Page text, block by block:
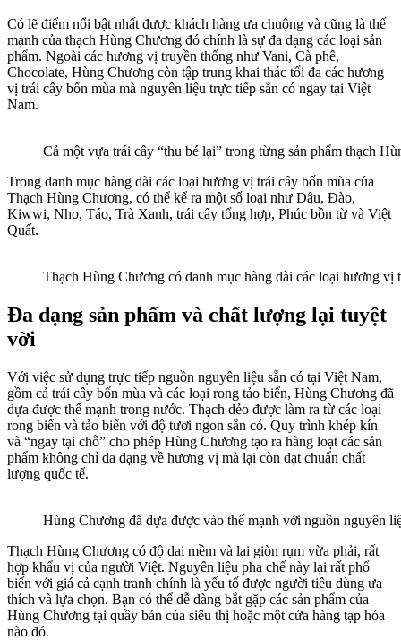
Có lẽ điểm nổi bật nhất được khách hàng ưa chuộng và cũng là thế
mạnh của thạch Hùng Chương đó chính là sự đa dạng các loại sản
phẩm. Ngoài các hương vị truyền thống như Vani, Cà phê,
Chocolate, Hùng Chương còn tập trung khai thác tối đa các hương
vị trái cây bốn mùa mà nguyên liệu trực tiếp sẵn có ngay tại Việt
Nam.
Cả một vựa trái cây “thu bé lại” trong từng sản phẩm thạch
Trong danh mục hàng dài các loại hương vị trái cây bốn mùa của
Thạch Hùng Chương, có thể kể ra một số loại như Dâu, Đào,
Kiwwi, Nho, Táo, Trà Xanh, trái cây tổng hợp, Phúc bồn từ và Việt
Quất.
Thạch Hùng Chương có danh mục hàng dài các loại hương vị
Đa dạng sản phẩm và chất lượng lại tuyệt
vời
Với việc sử dụng trực tiếp nguồn nguyên liệu sẵn có tại Việt Nam,
gồm cả trái cây bốn mùa và các loại rong tảo biển, Hùng Chương đã
dựa được thế mạnh trong nước. Thạch dẻo được làm ra từ các loại
rong biển và tảo biển với độ tươi ngon sẵn có. Quy trình khép kín
và “ngay tại chỗ” cho phép Hùng Chương tạo ra hàng loạt các sản
phẩm không chỉ đa dạng về hương vị mà lại còn đạt chuẩn chất
lượng quốc tế.
Hùng Chương đã dựa được vào thế mạnh với nguồn nguyên
Thạch Hùng Chương có độ dai mềm và lại giòn rụm vừa phải, rất
hợp khẩu vị của người Việt. Nguyên liệu pha chế này lại rất phổ
biến với giá cả cạnh tranh chính là yếu tố được người tiêu dùng ưa
thích và lựa chọn. Bạn có thể dễ dàng bắt gặp các sản phẩm của
Hùng Chương tại quầy bán của siêu thị hoặc một cửa hàng tạp hóa
nào đó.